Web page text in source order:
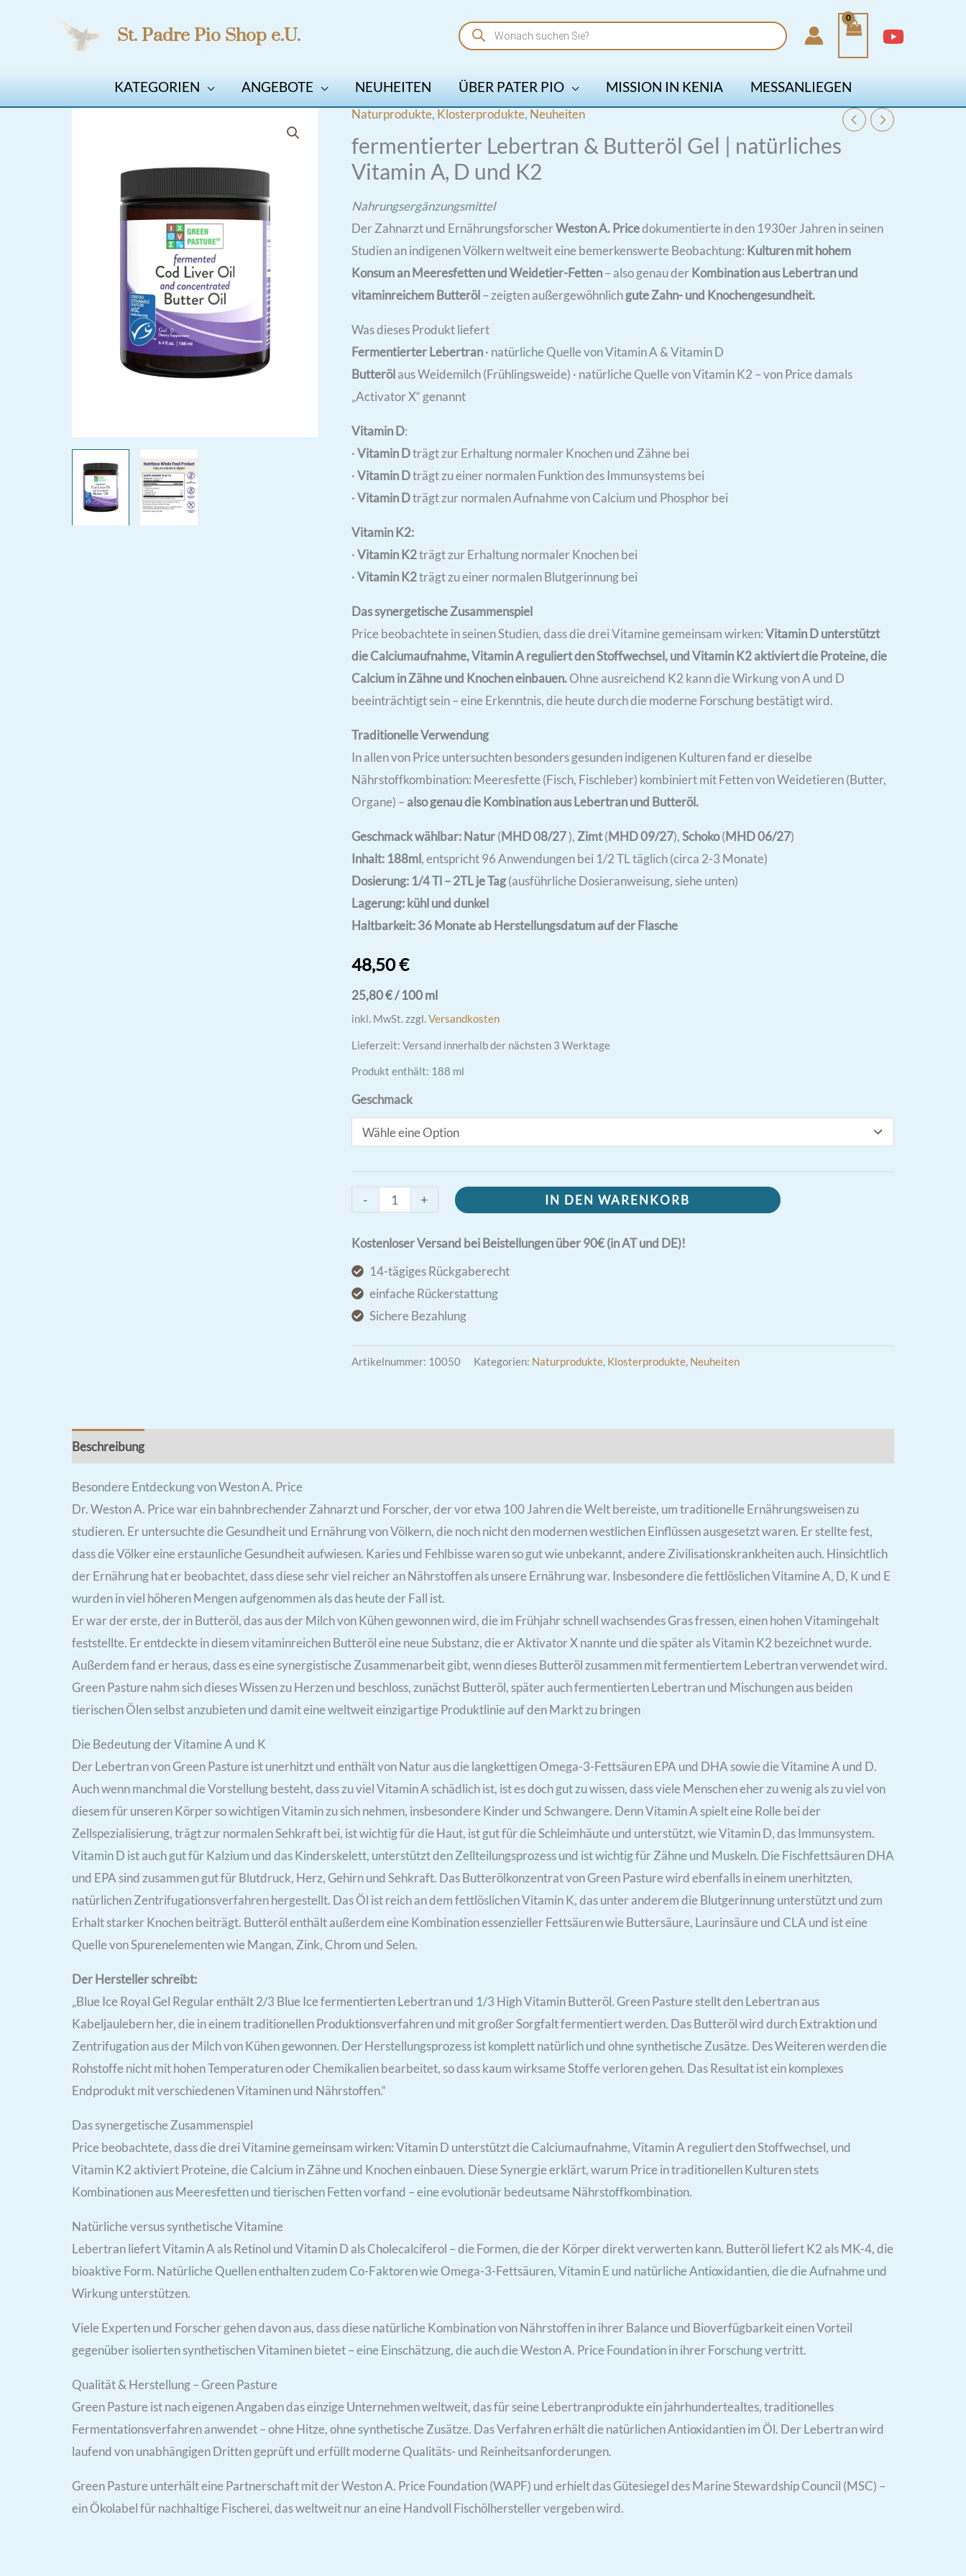
St. Padre Pio Shop e.U.
Products
search
KATEGORIEN ANGEBOTE NEUHEITEN ÜBER PATER PIO MISSION IN KENIA MESSANLIEGEN
Naturprodukte, Klosterprodukte, Neuheiten
fermentierter Lebertran & Butteröl Gel | natürliches
Vitamin A, D und K2
Nahrungsergänzungsmittel
Der Zahnarzt und ErnährungsforscherWeston A. Pricedokumentierte in den 1930er Jahren in seinen
Studien an indigenen Völkern weltweit eine bemerkenswerte Beobachtung: Kulturen mit hohem
Konsum an Meeresfetten und Weidetier-Fetten– also genau der Kombination aus Lebertran und
vitaminreichem Butteröl – zeigten außergewöhnlichgute Zahn- und Knochengesundheit.
Was dieses Produkt liefert
Fermentierter Lebertran· natürliche Quelle von Vitamin A & Vitamin D
Butteröl aus Weidemilch (Frühlingsweide) · natürliche Quelle von Vitamin K2 – von Price damals
„Activator X“ genannt
Vitamin D:
·Vitamin Dträgt zur Erhaltung normaler Knochen und Zähne bei
·Vitamin Dträgt zu einer normalen Funktion des Immunsystems bei
·Vitamin Dträgt zur normalen Aufnahme von Calcium und Phosphor bei
Vitamin K2:
·Vitamin K2trägt zur Erhaltung normaler Knochen bei
·Vitamin K2trägt zu einer normalen Blutgerinnung bei
Das synergetische Zusammenspiel
Price beobachtete in seinen Studien, dass die drei Vitamine gemeinsam wirken:Vitamin D unterstützt
die Calciumaufnahme, Vitamin A reguliert den Stoffwechsel, und Vitamin K2 aktiviert die Proteine, die
Calcium in Zähne und Knochen einbauen.Ohne ausreichend K2 kann die Wirkung von A und D
beeinträchtigt sein – eine Erkenntnis, die heute durch die moderne Forschung bestätigt wird.
Traditionelle Verwendung
In allen von Price untersuchten besonders gesunden indigenen Kulturen fand er dieselbe
Nährstoffkombination: Meeresfette (Fisch, Fischleber) kombiniert mit Fetten von Weidetieren (Butter,
Organe) – also genau die Kombination aus Lebertran und Butteröl.
Geschmack wählbar: Natur(MHD 08/27), Zimt(MHD 09/27),Schoko(MHD 06/27)
Inhalt: 188ml, entspricht 96 Anwendungen bei 1/2 TL täglich (circa 2-3 Monate)
Dosierung: 1/4 Tl – 2TL je Tag(ausführliche Dosieranweisung, siehe unten)
Lagerung: kühl und dunkel
Haltbarkeit: 36 Monate ab Herstellungsdatum auf der Flasche
48,50€
25,80€/100ml
inkl. MwSt.zzgl.Versandkosten
Lieferzeit: Versand innerhalb der nächsten 3 Werktage
Produkt enthält: 188 ml
Geschmack
-
fermentierter
&
Butteröl
Gel
|
Menge
+ IN DEN WARENKORB
Kostenloser Versand bei Beistellungen über 90€ (in AT und DE)!
14-tägiges Rückgaberecht
einfache Rückerstattung
Sichere Bezahlung
Artikelnummer: 10050 Kategorien: Naturprodukte, Klosterprodukte, Neuheiten
Beschreibung
Besondere Entdeckung von Weston A. Price
Dr. Weston A. Price war ein bahnbrechender Zahnarzt und Forscher, der vor etwa 100 Jahren die Welt bereiste, um traditionelle Ernährungsweisen zu
studieren. Er untersuchte die Gesundheit und Ernährung von Völkern, die noch nicht den modernen westlichen Einflüssen ausgesetzt waren. Er stellte fest,
dass die Völker eine erstaunliche Gesundheit aufwiesen. Karies und Fehlbisse waren so gut wie unbekannt, andere Zivilisationskrankheiten auch. Hinsichtlich
der Ernährung hat er beobachtet, dass diese sehr viel reicher an Nährstoffen als unsere Ernährung war. Insbesondere die fettlöslichen Vitamine A, D, K und E
wurden in viel höheren Mengen aufgenommen als das heute der Fall ist.
Er war der erste, der in Butteröl, das aus der Milch von Kühen gewonnen wird, die im Frühjahr schnell wachsendes Gras fressen, einen hohen Vitamingehalt
feststellte. Er entdeckte in diesem vitaminreichen Butteröl eine neue Substanz, die er Aktivator X nannte und die später als Vitamin K2 bezeichnet wurde.
Außerdem fand er heraus, dass es eine synergistische Zusammenarbeit gibt, wenn dieses Butteröl zusammen mit fermentiertem Lebertran verwendet wird.
Green Pasture nahm sich dieses Wissen zu Herzen und beschloss, zunächst Butteröl, später auch fermentierten Lebertran und Mischungen aus beiden
tierischen Ölen selbst anzubieten und damit eine weltweit einzigartige Produktlinie auf den Markt zu bringen
Die Bedeutung der Vitamine A und K
Der Lebertran von Green Pasture ist unerhitzt und enthält von Natur aus die langkettigen Omega-3-Fettsäuren EPA und DHA sowie die Vitamine A und D.
Auch wenn manchmal die Vorstellung besteht, dass zu viel Vitamin A schädlich ist, ist es doch gut zu wissen, dass viele Menschen eher zu wenig als zu viel von
diesem für unseren Körper so wichtigen Vitamin zu sich nehmen, insbesondere Kinder und Schwangere. Denn Vitamin A spielt eine Rolle bei der
Zellspezialisierung, trägt zur normalen Sehkraft bei, ist wichtig für die Haut, ist gut für die Schleimhäute und unterstützt, wie Vitamin D, das Immunsystem.
Vitamin D ist auch gut für Kalzium und das Kinderskelett, unterstützt den Zellteilungsprozess und ist wichtig für Zähne und Muskeln. Die Fischfettsäuren DHA
und EPA sind zusammen gut für Blutdruck, Herz, Gehirn und Sehkraft. Das Butterölkonzentrat von Green Pasture wird ebenfalls in einem unerhitzten,
natürlichen Zentrifugationsverfahren hergestellt. Das Öl ist reich an dem fettlöslichen Vitamin K, das unter anderem die Blutgerinnung unterstützt und zum
Erhalt starker Knochen beiträgt. Butteröl enthält außerdem eine Kombination essenzieller Fettsäuren wie Buttersäure, Laurinsäure und CLA und ist eine
Quelle von Spurenelementen wie Mangan, Zink, Chrom und Selen.
Der Hersteller schreibt:
„Blue Ice Royal Gel Regular enthält 2/3 Blue Ice fermentierten Lebertran und 1/3 High Vitamin Butteröl. Green Pasture stellt den Lebertran aus
Kabeljaulebern her, die in einem traditionellen Produktionsverfahren und mit großer Sorgfalt fermentiert werden. Das Butteröl wird durch Extraktion und
Zentrifugation aus der Milch von Kühen gewonnen. Der Herstellungsprozess ist komplett natürlich und ohne synthetische Zusätze. Des Weiteren werden die
Rohstoffe nicht mit hohen Temperaturen oder Chemikalien bearbeitet, so dass kaum wirksame Stoffe verloren gehen. Das Resultat ist ein komplexes
Endprodukt mit verschiedenen Vitaminen und Nährstoffen.“
Das synergetische Zusammenspiel
Price beobachtete, dass die drei Vitamine gemeinsam wirken: Vitamin D unterstützt die Calciumaufnahme, Vitamin A reguliert den Stoffwechsel, und
Vitamin K2 aktiviert Proteine, die Calcium in Zähne und Knochen einbauen. Diese Synergie erklärt, warum Price in traditionellen Kulturen stets
Kombinationen aus Meeresfetten und tierischen Fetten vorfand – eine evolutionär bedeutsame Nährstoffkombination.
Natürliche versus synthetische Vitamine
Lebertran liefert Vitamin A als Retinol und Vitamin D als Cholecalciferol – die Formen, die der Körper direkt verwerten kann. Butteröl liefert K2 als MK-4, die
bioaktive Form. Natürliche Quellen enthalten zudem Co-Faktoren wie Omega-3-Fettsäuren, Vitamin E und natürliche Antioxidantien, die die Aufnahme und
Wirkung unterstützen.
Viele Experten und Forscher gehen davon aus, dass diese natürliche Kombination von Nährstoffen in ihrer Balance und Bioverfügbarkeit einen Vorteil
gegenüber isolierten synthetischen Vitaminen bietet – eine Einschätzung, die auch die Weston A. Price Foundation in ihrer Forschung vertritt.
Qualität & Herstellung – Green Pasture
Green Pasture ist nach eigenen Angaben das einzige Unternehmen weltweit, das für seine Lebertranprodukte ein jahrhundertealtes, traditionelles
Fermentationsverfahren anwendet – ohne Hitze, ohne synthetische Zusätze. Das Verfahren erhält die natürlichen Antioxidantien im Öl. Der Lebertran wird
laufend von unabhängigen Dritten geprüft und erfüllt moderne Qualitäts- und Reinheitsanforderungen.
Green Pasture unterhält eine Partnerschaft mit der Weston A. Price Foundation (WAPF) und erhielt das Gütesiegel des Marine Stewardship Council (MSC) –
ein Ökolabel für nachhaltige Fischerei, das weltweit nur an eine Handvoll Fischölhersteller vergeben wird.